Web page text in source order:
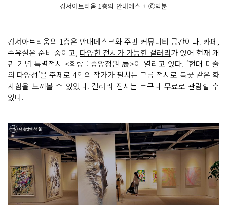
강서아트리움 1층의 안내데스크 Ⓒ박분
강서아트리움의 1층은 안내데스크와 주민 커뮤니티 공간이다. 카페,
수유실은 준비 중이고, 다양한 전시가 가능한 갤러리가 있어 현재 개
관 기념 특별전시 <회랑 : 중앙정원 展>이 열리고 있다. ‘현대 미술
의 다양성’을 주제로 4인의 작가가 펼치는 그룹 전시로 봄꽃 같은 화
사함을 느껴볼 수 있었다. 갤러리 전시는 누구나 무료로 관람할 수
있다.